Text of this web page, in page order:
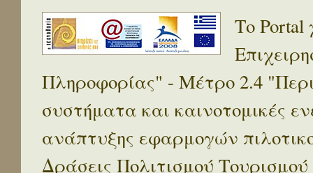
Το Portal
Πληροφορίας" - Μέτρο 2.4
συστήματα και καινοτομικές
ανάπτυξης εφαρμογών
Δράσεις Πολιτισμού